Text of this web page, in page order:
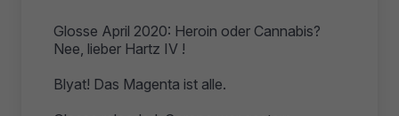
Glosse April 2020: Heroin oder Cannabis?
Nee, lieber Hartz IV !
Blyat! Das Magenta ist alle.